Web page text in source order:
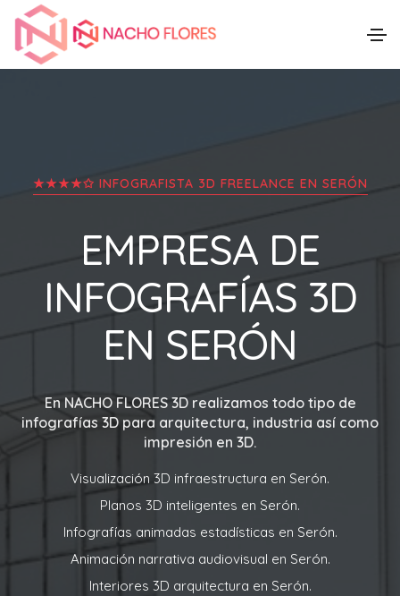
★★★★✩ INFOGRAFISTA 3D FREELANCE EN SERÓN
EMPRESA DE
INFOGRAFÍAS 3D
EN SERÓN
En NACHO FLORES 3Drealizamos todo tipo de
infografías 3D para arquitectura, industria así como
impresión en 3D.
Visualización 3D infraestructura en Serón.
Planos 3D inteligentes en Serón.
Infografías animadas estadísticas en Serón.
Animación narrativa audiovisual en Serón.
Interiores 3D arquitectura en Serón.